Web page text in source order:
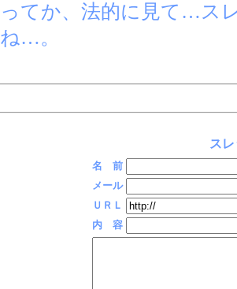
ってか、法的に見て…ス
ね…。
ス
名 前
メール
ＵＲＬ
内 容